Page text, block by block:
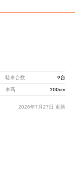
駐車台数 9台
車高 200cm
2026年7月27日 更新